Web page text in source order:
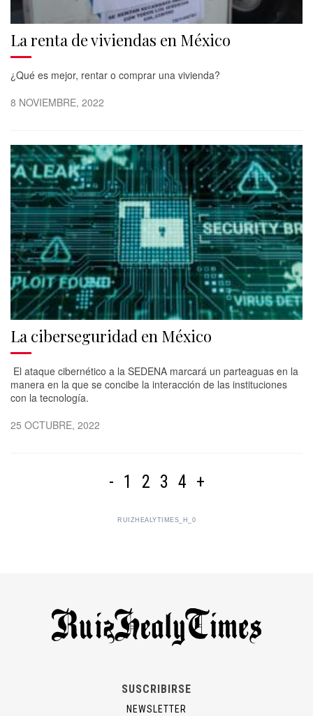
La renta de viviendas en México
¿Qué es mejor, rentar o comprar una vivienda?
8 NOVIEMBRE, 2022
La ciberseguridad en México
El ataque cibernético a la SEDENA marcará un parteaguas en la
manera en la que se concibe la interacción de las instituciones
con la tecnología.
25 OCTUBRE, 2022
- 1 2 3 4 +
RUIZHEALYTIMES_H_0
SUSCRIBIRSE
NEWSLETTER